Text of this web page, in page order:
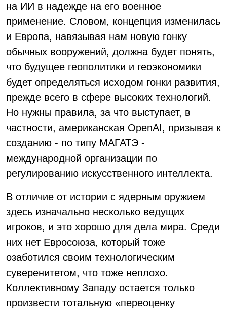
на ИИ в надежде на его военное
применение. Словом, концепция изменилась
и Европа, навязывая нам новую гонку
обычных вооружений, должна будет понять,
что будущее геополитики и геоэкономики
будет определяться исходом гонки развития,
прежде всего в сфере высоких технологий.
Но нужны правила, за что выступает, в
частности, американская OpenAI, призывая к
созданию - по типу МАГАТЭ -
международной организации по
регулированию искусственного интеллекта.
В отличие от истории с ядерным оружием
здесь изначально несколько ведущих
игроков, и это хорошо для дела мира. Среди
них нет Евросоюза, который тоже
озаботился своим технологическим
суверенитетом, что тоже неплохо.
Коллективному Западу остается только
произвести тотальную «переоценку